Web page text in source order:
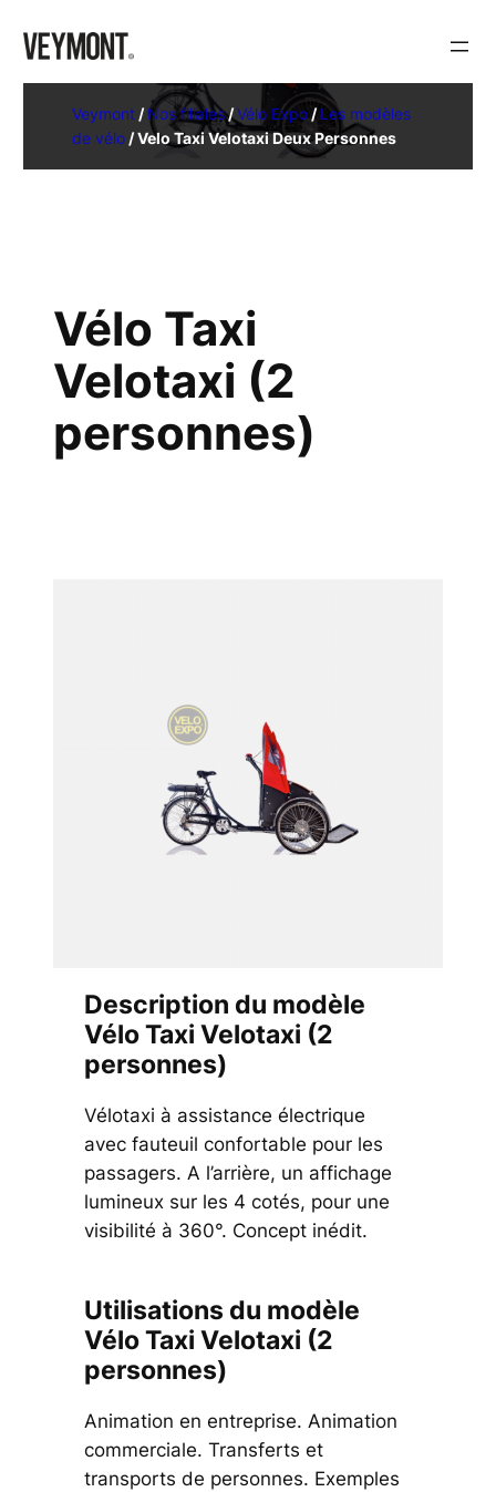
Veymont /Nos filiales/Vélo Expo /Les modèles
de vélo /Velo Taxi Velotaxi Deux Personnes
Vélo Taxi
Velotaxi (2
personnes)
Description du modèle
Vélo Taxi Velotaxi (2
personnes)
Vélotaxi à assistance électrique
avec fauteuil confortable pour les
passagers. A l’arrière, un affichage
lumineux sur les 4 cotés, pour une
visibilité à 360°. Concept inédit.
Utilisations du modèle
Vélo Taxi Velotaxi (2
personnes)
Animation en entreprise. Animation
commerciale. Transferts et
transports de personnes. Exemples